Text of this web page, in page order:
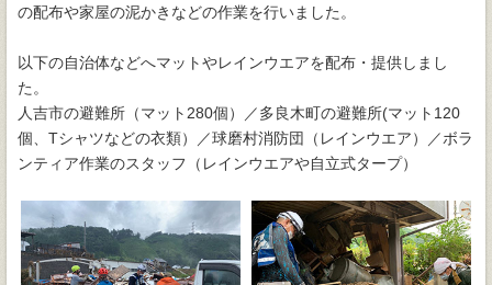
の配布や家屋の泥かきなどの作業を行いました。
以下の自治体などへマットやレインウエアを配布・提供しまし
た。
人吉市の避難所（マット280個）／多良木町の避難所(マット120
個、Tシャツなどの衣類）／球磨村消防団（レインウエア）／ボラ
ンティア作業のスタッフ（レインウエアや自立式タープ）